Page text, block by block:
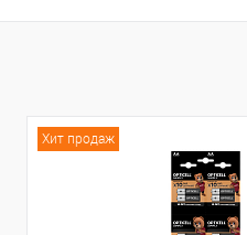
Хит продаж